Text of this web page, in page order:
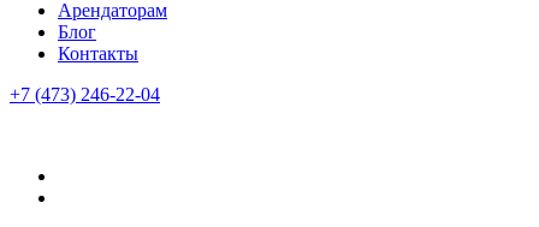
Арендаторам
Блог
Контакты
+7 (473) 246-22-04